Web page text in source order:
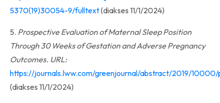
5370(19)30054-9/fulltext(diakses 11/1/2024)
5. Prospective Evaluation of Maternal Sleep Position
Through 30 Weeks of Gestation and Adverse Pregnancy
Outcomes. URL:
https://journals.lww.com/greenjournal/abstract/2019/
(diakses 11/1/2024)